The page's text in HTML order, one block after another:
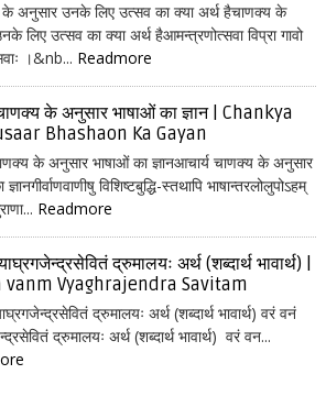
अनुसार उनके लिए उत्सव का क्या अर्थ हैचाणक्य के
लिए उत्सव का क्या अर्थ हैआमन्त्रणोत्सवा विप्रा गावो
।&nb... Readmore
के अनुसार भाषाओं का ज्ञान | Chankya
Bhashaon Ka Gayan
के अनुसार भाषाओं का ज्ञानआचार्य चाणक्य के अनुसार
विशिष्टबुद्धि-स्तथापि भाषान्तरलोलुपोऽहम्
Readmore
द्रुमालयः अर्थ (शब्दार्थ भावार्थ) |
vanm Vyaghrajendra Savitam
द्रुमालयः अर्थ (शब्दार्थ भावार्थ) वरं वनं
द्रुमालयः अर्थ (शब्दार्थ भावार्थ) वरं वन...